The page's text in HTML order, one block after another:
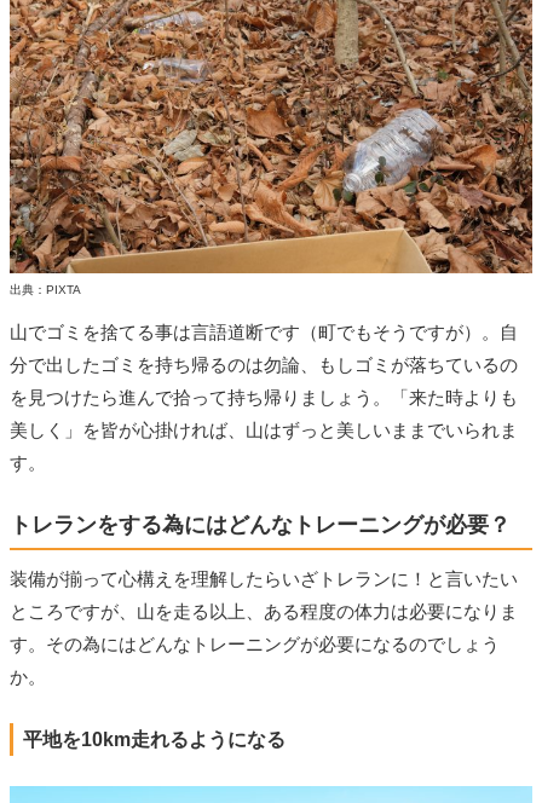
出典：PIXTA
山でゴミを捨てる事は言語道断です（町でもそうですが）。自
分で出したゴミを持ち帰るのは勿論、もしゴミが落ちているの
を見つけたら進んで拾って持ち帰りましょう。「来た時よりも
美しく」を皆が心掛ければ、山はずっと美しいままでいられま
す。
トレランをする為にはどんなトレーニングが必要？
装備が揃って心構えを理解したらいざトレランに！と言いたい
ところですが、山を走る以上、ある程度の体力は必要になりま
す。その為にはどんなトレーニングが必要になるのでしょう
か。
平地を10km走れるようになる